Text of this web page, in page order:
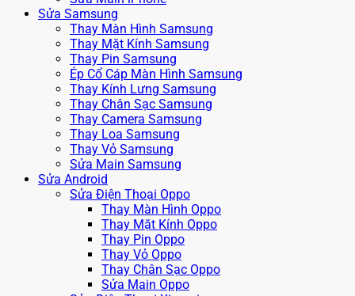
Sửa Samsung
Thay Màn Hình Samsung
Thay Mặt Kính Samsung
Thay Pin Samsung
Ép Cổ Cáp Màn Hình Samsung
Thay Kính Lưng Samsung
Thay Chân Sạc Samsung
Thay Camera Samsung
Thay Loa Samsung
Thay Vỏ Samsung
Sửa Main Samsung
Sửa Android
Sửa Điện Thoại Oppo
Thay Màn Hình Oppo
Thay Mặt Kính Oppo
Thay Pin Oppo
Thay Vỏ Oppo
Thay Chân Sạc Oppo
Sửa Main Oppo